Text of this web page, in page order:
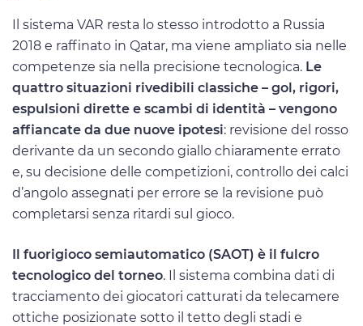
Il sistema VAR resta lo stesso introdotto a Russia
2018 e raffinato in Qatar, ma viene ampliato sia nelle
competenze sia nella precisione tecnologica. Le
quattro situazioni rivedibili classiche – gol, rigori,
espulsioni dirette e scambi di identità – vengono
affiancate da due nuove ipotesi: revisione del rosso
derivante da un secondo giallo chiaramente errato
e, su decisione delle competizioni, controllo dei calci
d’angolo assegnati per errore se la revisione può
completarsi senza ritardi sul gioco.
Il fuorigioco semiautomatico (SAOT) è il fulcro
tecnologico del torneo. Il sistema combina dati di
tracciamento dei giocatori catturati da telecamere
ottiche posizionate sotto il tetto degli stadi e